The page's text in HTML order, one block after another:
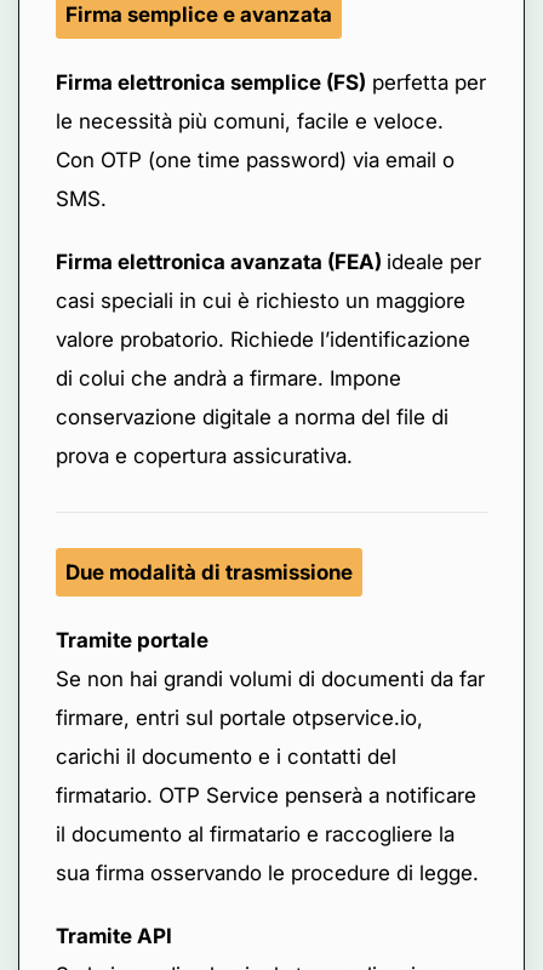
Firma semplice e avanzata
Firma elettronica semplice (FS) perfetta per
le necessità più comuni, facile e veloce.
Con OTP (one time password) via email o
SMS.
Firma elettronica avanzata (FEA) ideale per
casi speciali in cui è richiesto un maggiore
valore probatorio. Richiede l’identificazione
di colui che andrà a firmare. Impone
conservazione digitale a norma del file di
prova e copertura assicurativa.
Due modalità di trasmissione
Tramite portale
Se non hai grandi volumi di documenti da far
firmare, entri sul portale otpservice.io,
carichi il documento e i contatti del
firmatario. OTP Service penserà a notificare
il documento al firmatario e raccogliere la
sua firma osservando le procedure di legge.
Tramite API